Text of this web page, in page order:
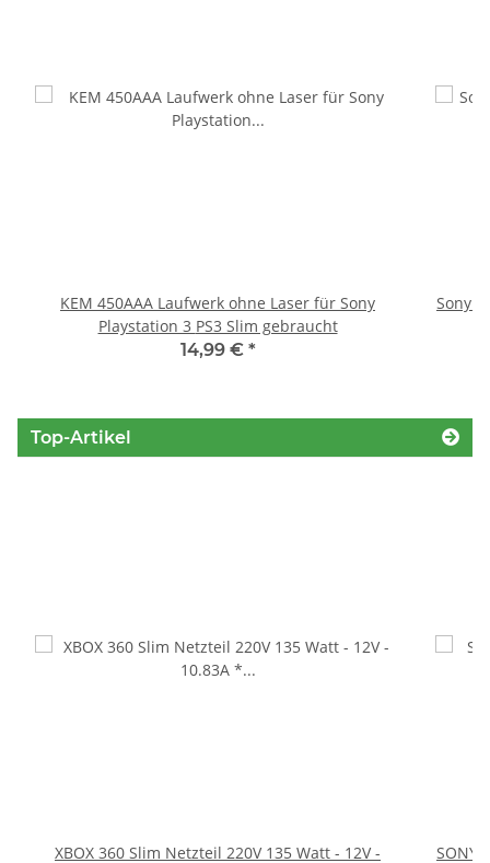
KEM 450AAA Laufwerk ohne Laser für Sony
Playstation 3 PS3 Slim gebraucht
14,99 € *
Sony
Top-Artikel
XBOX 360 Slim Netzteil 220V 135 Watt - 12V -
SONY